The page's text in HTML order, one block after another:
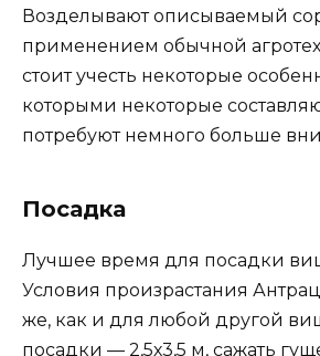
Возделывают описываемый
применением обычной
стоит учесть некоторые
которыми некоторые
потребуют немного больше
Посадка
Лучшее время для посадки
Условия произрастания
же, как и для любой другой
посадки — 2,5х3,5 м, сажать